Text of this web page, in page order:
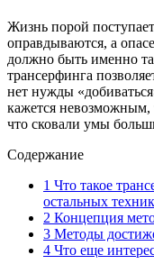
Жизнь порой
оправдываются, а
должно быть именно
трансерфинга
нет нужды
кажется невозможным,
что сковали умы
Содержание
1 Что такое
остальных
2 Концепция
3 Методы
4 Что еще